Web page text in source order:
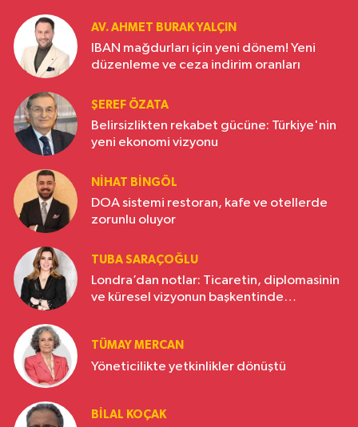
AV. AHMET BURAK YALÇIN
IBAN mağdurları için yeni dönem! Yeni
düzenleme ve ceza indirim oranları
ŞEREF ÖZATA
Belirsizlikten rekabet gücüne: Türkiye'nin
yeni ekonomi vizyonu
NIHAT BINGÖL
DOA sistemi restoran, kafe ve otellerde
zorunlu oluyor
TUBA SARAÇOĞLU
Londra’dan notlar: Ticaretin, diplomasinin
ve küresel vizyonun başkentinde
TÜMAY MERCAN
Yöneticilikte yetkinlikler dönüştü
BILAL KOÇAK